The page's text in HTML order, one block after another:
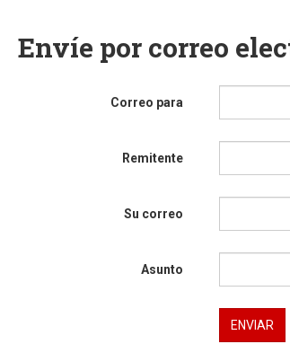
Envíe por correo
Correo para
Remitente
Su correo
Asunto
ENVIAR